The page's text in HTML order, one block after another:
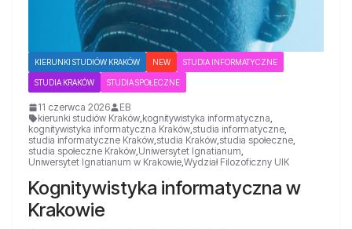
KIERUNKI STUDIÓW KRAKÓW NEW STUDIA INFORMATYCZNE
STUDIA KRAKÓW STUDIA SPOŁECZNE
11 czerwca 2026
EB
kierunki studiów Kraków,kognitywistyka informatyczna,
kognitywistyka informatyczna Kraków,studia informatyczne,
studia informatyczne Kraków,studia Kraków,studia społeczne,
studia społeczne Kraków,Uniwersytet Ignatianum,
Uniwersytet Ignatianum w Krakowie,Wydział Filozoficzny UIK
Kognitywistyka informatyczna w
Krakowie